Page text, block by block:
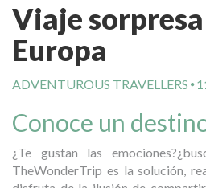
Viaje
Europa
ADVENTUROUS TRAVELLERS
Conoce un
¿Te gustan las
TheWonderTrip es la solución,